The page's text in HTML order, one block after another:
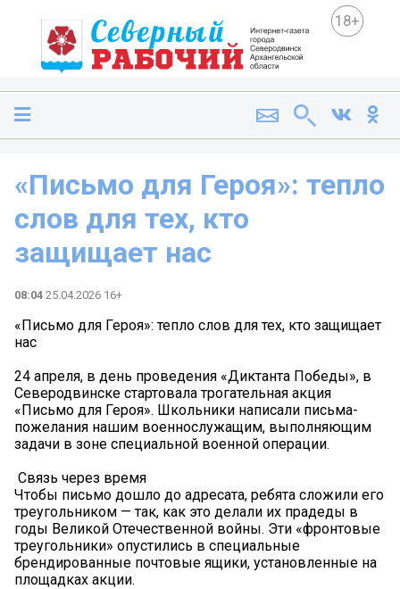
18+
«Письмо для Героя»: тепло
слов для тех, кто
защищает нас
08:04 25.04.2026 16+
«Письмо для Героя»: тепло слов для тех, кто защищает
нас
24 апреля, в день проведения «Диктанта Победы», в
Северодвинске стартовала трогательная акция
«Письмо для Героя». Школьники написали письма-
пожелания нашим военнослужащим, выполняющим
задачи в зоне специальной военной операции.
️ Связь через время
Чтобы письмо дошло до адресата, ребята сложили его
треугольником — так, как это делали их прадеды в
годы Великой Отечественной войны. Эти «фронтовые
треугольники» опустились в специальные
брендированные почтовые ящики, установленные на
площадках акции.